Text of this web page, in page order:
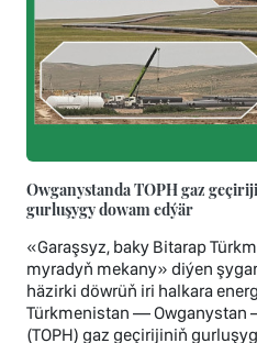
Owganystanda TOPH gaz
gurluşygy dowam edýär
«Garaşsyz, baky Bitarap
myradyň mekany» diýen
häzirki döwrüň iri halkara
Türkmenistan —
(TOPH) gaz geçirijiniň